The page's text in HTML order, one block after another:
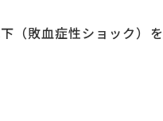
（敗血症性ショック）を